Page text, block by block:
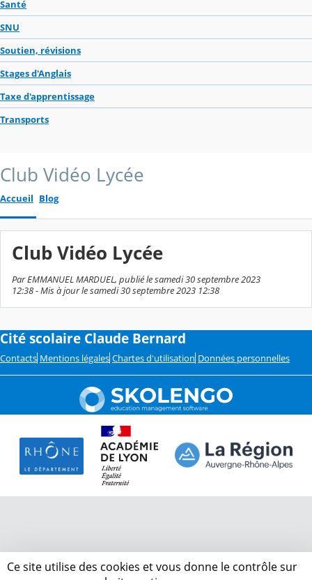
Santé
SNU
Soutien, révisions
Stages d'Anglais
Taxe d'apprentissage
Transports
Club Vidéo Lycée
Accueil Blog
Club Vidéo Lycée
Par EMMANUEL MARDUEL, publié le samedi 30 septembre 2023
12:38 - Mis à jour le samedi 30 septembre 2023 12:38
Cité scolaire Claude Bernard
Contacts Mentions légales Chartes d'utilisation Données personnelles
Ce site utilise des cookies et vous donne le contrôle sur